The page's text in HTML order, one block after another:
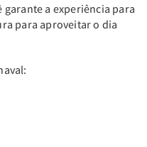
garante a experiência para
para aproveitar o dia